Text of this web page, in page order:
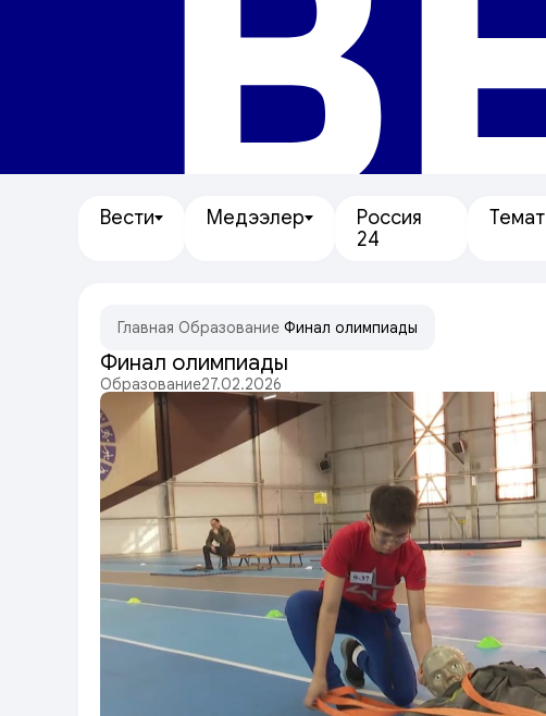
Вести Медээлер
Россия
24
Главная Образование Финал олимпиады
Финал олимпиады
Образование27.02.2026